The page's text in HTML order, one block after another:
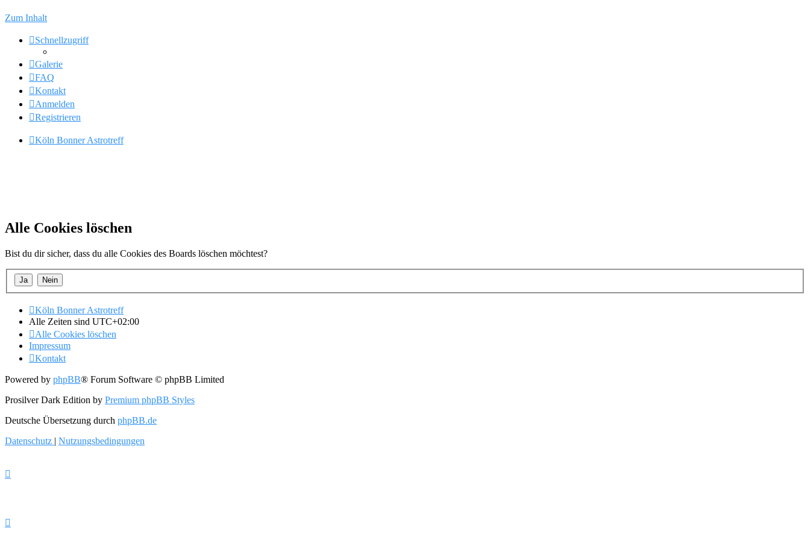
Zum Inhalt
Schnellzugriff
Galerie
FAQ
Kontakt
Anmelden
Registrieren
Köln Bonner Astrotreff
Alle Cookies löschen
Bist du dir sicher, dass du alle Cookies des Boards löschen möchtest?
Köln Bonner Astrotreff
Alle Zeiten sind UTC+02:00
Alle Cookies löschen
Impressum
Kontakt
Powered by phpBB® Forum Software © phpBB Limited
Prosilver Dark Edition by Premium phpBB Styles
Deutsche Übersetzung durch phpBB.de
Datenschutz | Nutzungsbedingungen